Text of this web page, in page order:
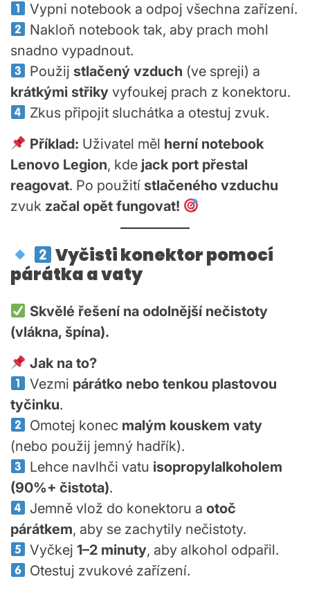
Vypni notebook a odpoj všechna zařízení.
Nakloň notebook tak, aby prach mohl
snadno vypadnout.
Použij stlačený vzduch (ve spreji) a
krátkými střiky vyfoukej prach z konektoru.
Zkus připojit sluchátka a otestuj zvuk.
Příklad: Uživatel měl herní notebook
Lenovo Legion, kde jack port přestal
reagovat. Po použití stlačeného vzduchu
zvuk začal opět fungovat!
Vyčisti konektor pomocí
párátka a vaty
Skvělé řešení na odolnější nečistoty
(vlákna, špína).
Jak na to?
Vezmi párátko nebo tenkou plastovou
tyčinku.
Omotej konec malým kouskem vaty
(nebo použij jemný hadřík).
Lehce navlhči vatu isopropylalkoholem
(90%+ čistota).
Jemně vlož do konektoru a otoč
párátkem, aby se zachytily nečistoty.
Vyčkej 1–2 minuty, aby alkohol odpařil.
Otestuj zvukové zařízení.